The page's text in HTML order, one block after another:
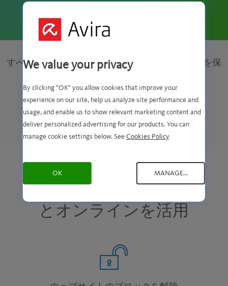
stars
すべてのデバイスと CHROME でのプライバシーを保
Windows 用無
料VPN >
VPN >
iOS 用無料
VPN >
とオンラインを活用
We value your privacy
By clicking "OK" you allow cookies that improve your
experience on our site, help us analyze site performance and
usage, and enable us to show relevant marketing content and
deliver personalized advertising for our products. You can
manage cookie settings below. See Cookies Policy
OK MANAGE...